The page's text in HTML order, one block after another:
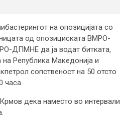
на опозицијата со
од опозициската ВМРО-
ДПМНЕ да ја водат битката,
Република Македонија и
сопственост на 50 отсто
часа.
дека наместо во интервали